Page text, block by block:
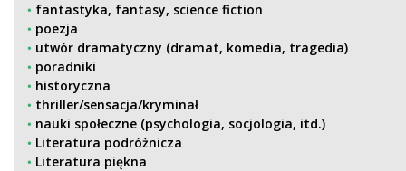
fantastyka, fantasy, science fiction
poezja
utwór dramatyczny (dramat, komedia, tragedia)
poradniki
historyczna
thriller/sensacja/kryminał
nauki społeczne (psychologia, socjologia, itd.)
Literatura podróżnicza
Literatura piękna